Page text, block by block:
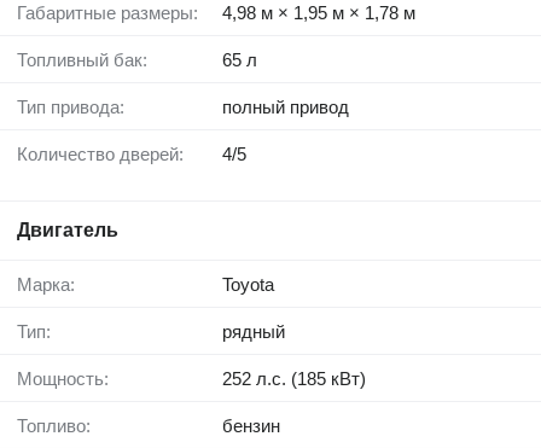
Габаритные размеры: 4,98 м × 1,95 м × 1,78 м
Топливный бак: 65 л
Тип привода: полный привод
Количество дверей: 4/5
Двигатель
Марка: Toyota
Тип: рядный
Мощность: 252 л.с. (185 кВт)
Топливо: бензин